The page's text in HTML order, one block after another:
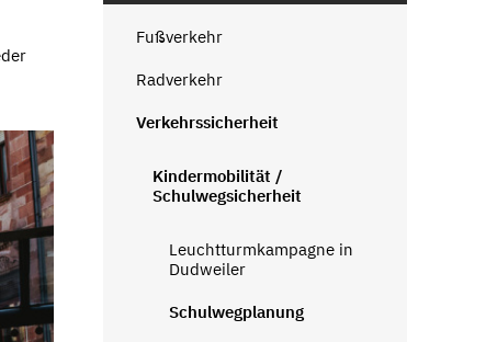
Fußverkehr
Radverkehr
Verkehrssicherheit
Kindermobilität /
Schulwegsicherheit
Leuchtturmkampagne in
Dudweiler
Schulwegplanung